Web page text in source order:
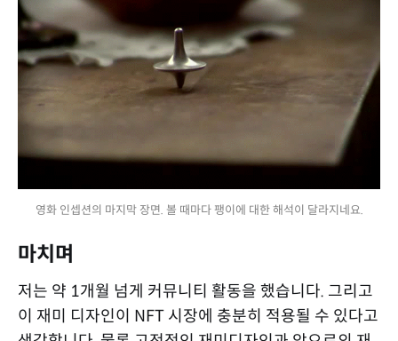
영화 인셉션의 마지막 장면. 볼 때마다 팽이에 대한 해석이 달라지네요.
마치며
저는 약 1개월 넘게 커뮤니티 활동을 했습니다. 그리고
이 재미 디자인이 NFT 시장에 충분히 적용될 수 있다고